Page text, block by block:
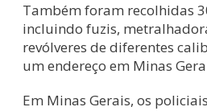
Também foram recolhidas
incluindo fuzis,
revólveres de diferentes
um endereço em Minas
Em Minas Gerais, os